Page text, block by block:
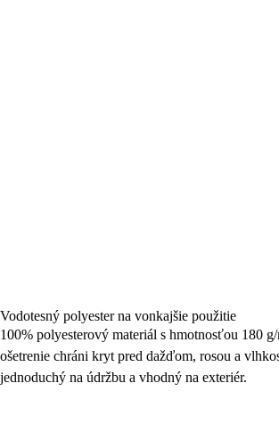
Vodotesný polyester na vonkajšie použitie
100% polyesterový materiál s hmotnosťou 180
ošetrenie chráni kryt pred dažďom, rosou a
jednoduchý na údržbu a vhodný na exteriér.